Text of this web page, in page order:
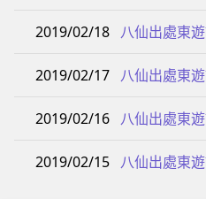
2019/02/18 八仙出處東
2019/02/17 八仙出處東
2019/02/16 八仙出處東
2019/02/15 八仙出處東